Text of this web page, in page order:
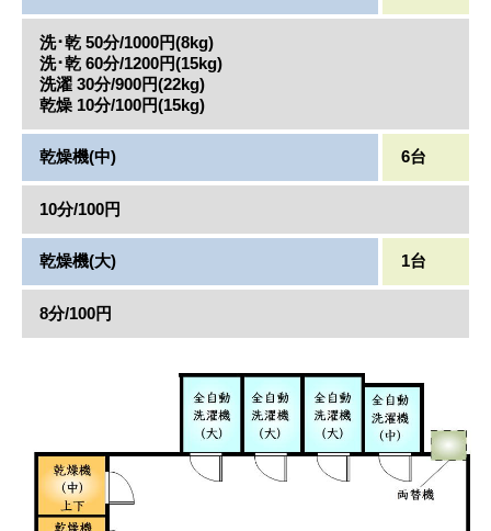
洗･乾 50分/1000円(8kg)
洗･乾 60分/1200円(15kg)
洗濯 30分/900円(22kg)
乾燥 10分/100円(15kg)
乾燥機(中) 6台
10分/100円
乾燥機(大) 1台
8分/100円